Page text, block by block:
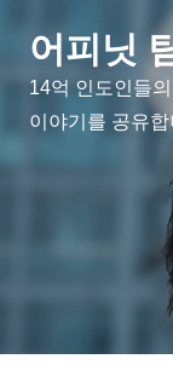
어피닛
14억 인도인들
이야기를 공유합